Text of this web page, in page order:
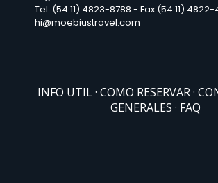
Tel. (54 11) 4823-8788 - Fax (54 11)
hi@moebiustravel.com
INFO UTIL COMO RESERVAR
GENERALES FAQ